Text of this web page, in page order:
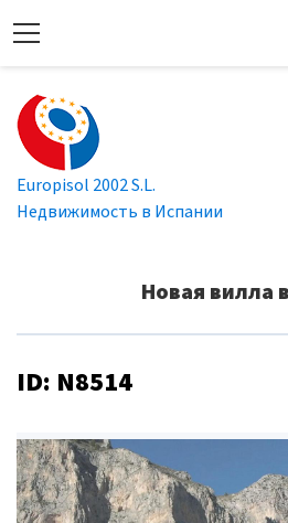
Europisol 2002 S.L.
Недвижимость в Испании
Новая вилла
ID: N8514